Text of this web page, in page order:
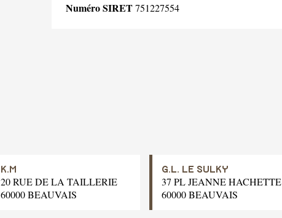
Numéro SIRET751227554
K.M
20 RUE DE LA TAILLERIE
60000 BEAUVAIS
G.L. LE SULKY
37 PL JEANNE HACHETTE
60000 BEAUVAIS